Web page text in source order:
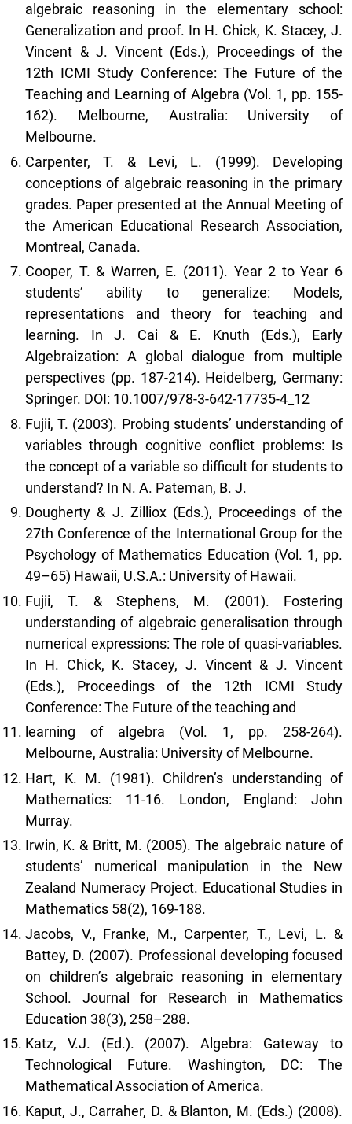
algebraic reasoning in the elementary school:
Generalization and proof. In H. Chick, K. Stacey, J.
Vincent & J. Vincent (Eds.), Proceedings of the
12th ICMI Study Conference: The Future of the
Teaching and Learning of Algebra (Vol. 1, pp. 155-
162). Melbourne, Australia: University of
Melbourne.
Carpenter, T. & Levi, L. (1999). Developing
conceptions of algebraic reasoning in the primary
grades. Paper presented at the Annual Meeting of
the American Educational Research Association,
Montreal, Canada.
Cooper, T. & Warren, E. (2011). Year 2 to Year 6
students’ ability to generalize: Models,
representations and theory for teaching and
learning. In J. Cai & E. Knuth (Eds.), Early
Algebraization: A global dialogue from multiple
perspectives (pp. 187-214). Heidelberg, Germany:
Springer. DOI: 10.1007/978-3-642-17735-4_12
Fujii, T. (2003). Probing students’ understanding of
variables through cognitive conflict problems: Is
the concept of a variable so difficult for students to
understand? In N. A. Pateman, B. J.
Dougherty & J. Zilliox (Eds.), Proceedings of the
27th Conference of the International Group for the
Psychology of Mathematics Education (Vol. 1, pp.
49–65) Hawaii, U.S.A.: University of Hawaii.
Fujii, T. & Stephens, M. (2001). Fostering
understanding of algebraic generalisation through
numerical expressions: The role of quasi-variables.
In H. Chick, K. Stacey, J. Vincent & J. Vincent
(Eds.), Proceedings of the 12th ICMI Study
Conference: The Future of the teaching and
learning of algebra (Vol. 1, pp. 258-264).
Melbourne, Australia: University of Melbourne.
Hart, K. M. (1981). Children’s understanding of
Mathematics: 11-16. London, England: John
Murray.
Irwin, K. & Britt, M. (2005). The algebraic nature of
students’ numerical manipulation in the New
Zealand Numeracy Project. Educational Studies in
Mathematics 58(2), 169-188.
Jacobs, V., Franke, M., Carpenter, T., Levi, L. &
Battey, D. (2007). Professional developing focused
on children’s algebraic reasoning in elementary
School. Journal for Research in Mathematics
Education 38(3), 258–288.
Katz, V.J. (Ed.). (2007). Algebra: Gateway to
Technological Future. Washington, DC: The
Mathematical Association of America.
Kaput, J., Carraher, D. & Blanton, M. (Eds.) (2008).